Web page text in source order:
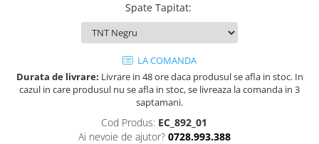
Spate Tapitat:
LA COMANDA
Durata de livrare: Livrare in 48 ore daca produsul se afla in stoc. In
cazul in care produsul nu se afla in stoc, se livreaza la comanda in 3
saptamani.
Cod Produs: EC_892_01
Ai nevoie de ajutor? 0728.993.388